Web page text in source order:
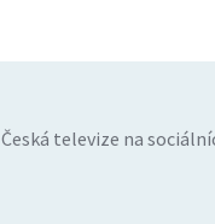
Česká televize na